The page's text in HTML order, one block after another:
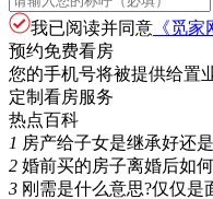
我已阅读并同意 《觅家
预约免费看房
您的手机号将被提供给置
定制看房服务
热点百科
1 房产给子女是继承好还
2 婚前买的房子离婚后如
3 刚需是什么意思?仅仅是